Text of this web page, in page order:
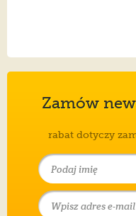
Zamów
rabat dotyczy